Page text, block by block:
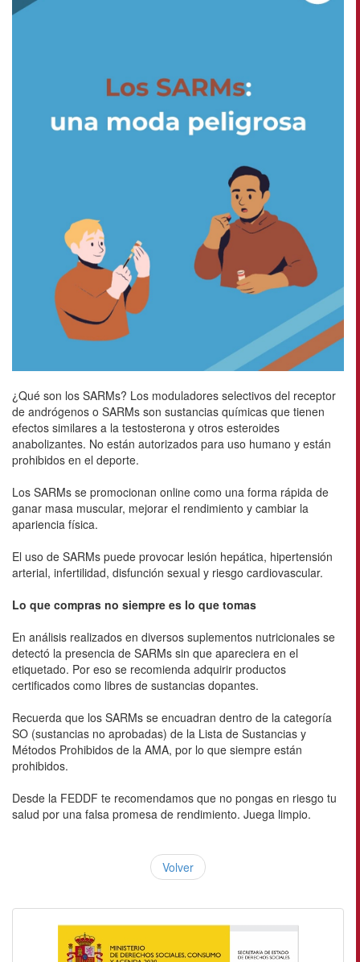
¿Qué son los SARMs? Los moduladores selectivos del receptor
de andrógenos o SARMs son sustancias químicas que tienen
efectos similares a la testosterona y otros esteroides
anabolizantes. No están autorizados para uso humano y están
prohibidos en el deporte.
Los SARMs se promocionan online como una forma rápida de
ganar masa muscular, mejorar el rendimiento y cambiar la
apariencia física.
El uso de SARMs puede provocar lesión hepática, hipertensión
arterial, infertilidad, disfunción sexual y riesgo cardiovascular.
Lo que compras no siempre es lo que tomas
En análisis realizados en diversos suplementos nutricionales se
detectó la presencia de SARMs sin que apareciera en el
etiquetado. Por eso se recomienda adquirir productos
certificados como libres de sustancias dopantes.
Recuerda que los SARMs se encuadran dentro de la categoría
SO (sustancias no aprobadas) de la Lista de Sustancias y
Métodos Prohibidos de la AMA, por lo que siempre están
prohibidos.
Desde la FEDDF te recomendamos que no pongas en riesgo tu
salud por una falsa promesa de rendimiento. Juega limpio.
Volver